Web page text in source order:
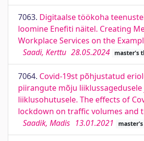
7063. Digitaalse töökoha
loomine Enefiti näitel. Creating
Workplace Services on the
Saadi, Kerttu 28.05.2024 master's
7064. Covid-19st põhjustatud
piirangute mõju liiklussagedusele
liiklusohutusele. The effects of
lockdown on traffic volumes and
Saadik, Madis 13.01.2021